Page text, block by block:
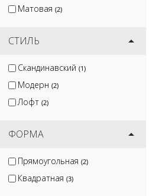
Матовая (2)
СТИЛЬ
Скандинавский (1)
Модерн (2)
Лофт (2)
ФОРМА
Прямоугольная (2)
Квадратная (3)